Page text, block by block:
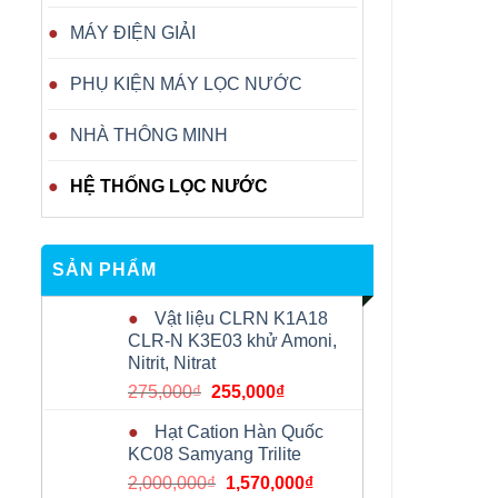
MÁY ĐIỆN GIẢI
PHỤ KIỆN MÁY LỌC NƯỚC
NHÀ THÔNG MINH
HỆ THỐNG LỌC NƯỚC
SẢN PHẨM
Vật liệu CLRN K1A18
CLR-N K3E03 khử Amoni,
Nitrit, Nitrat
275,000₫ Giá
là:
275,000₫.
255,000₫Giá
tại
là:
255,000₫.
Hạt Cation Hàn Quốc
KC08 Samyang Trilite
2,000,000₫ Giá
1,570,000₫Giá